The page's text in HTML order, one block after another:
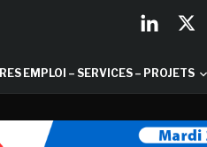
EMPLOI – SERVICES – PROJETS